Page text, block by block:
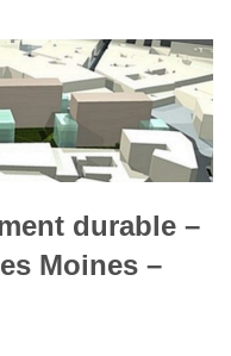
durable –
Moines –